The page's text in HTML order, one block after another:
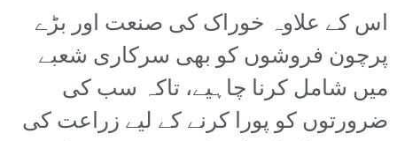
اس کے علاوہ خوراک کی صنعت اور بڑے
پرچون فروشوں کو بھی سرکاری شعبے
میں شامل کرنا چاہیے، تاکہ سب کی
ضرورتوں کو پورا کرنے کے لیے زراعت کی